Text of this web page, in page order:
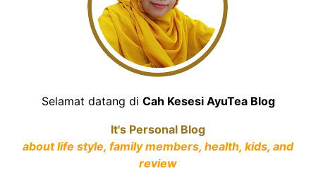
Selamat datang di Cah Kesesi AyuTea Blog
It's Personal Blog
about life style, family members, health, kids, and
review